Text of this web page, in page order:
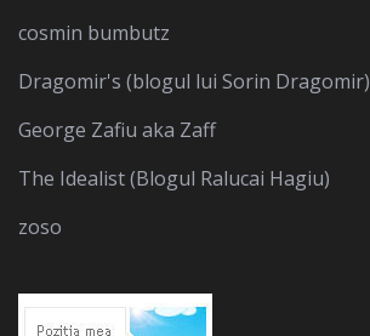
cosmin bumbutz
Dragomir's (blogul lui Sorin Dragomir)
George Zafiu aka Zaff
The Idealist (Blogul Ralucai Hagiu)
zoso